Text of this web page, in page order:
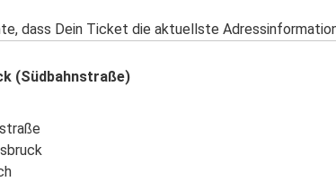
dass Dein Ticket die aktuellste
(Südbahnstraße)